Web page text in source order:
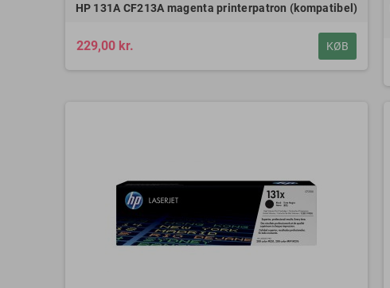
HP 131A CF213A magenta printerpatron (kompatibel)
229,00 kr. KØB